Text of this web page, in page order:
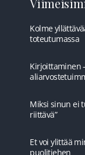
Kolme
toteutumassa
Kirjoittaminen
Miksi sinun ei
riittävä”
Et voi ylittää
puolitiehen